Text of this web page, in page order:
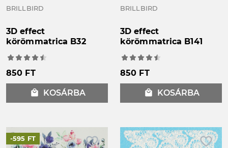
BRILLBIRD
3D effect
körömmatrica B32
850 FT
local_mall KOSÁRBA
BRILLBIRD
3D effect
körömmatrica B141
850 FT
local_mall KOSÁRBA
favorite_border
-595 FT favorite_border